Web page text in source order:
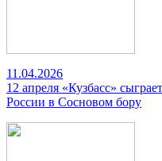
11.04.2026
12 апреля «Кузбасс»
России в Сосновом бору